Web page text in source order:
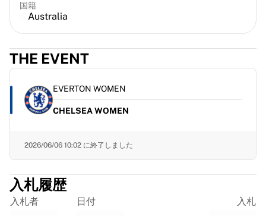
ASMクレルモン・オーヴェルニュ
ハーレクインズ
クリケット
イングランド・クリケット
西インド諸島
クリケット・アイルランド
オールボー・パイレーツ
NHLアラムナイ
アイスホッケーをすべて表示
その他
国籍
Australia
THE EVENT
EVERTON WOMEN
CHELSEA WOMEN
2026/06/06 10:02 に終了しました
入札履歴
入札者 日付 入札